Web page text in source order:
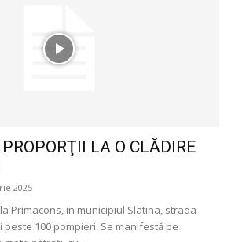
LA O CLĂDIRE
2025
Primacons, in municipiul Slatina, strada
peste 100 pompieri. Se manifestă pe